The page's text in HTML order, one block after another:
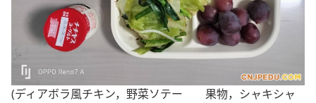
(ディアボラ風チキン，野菜ソテー 果物，シャキシャ